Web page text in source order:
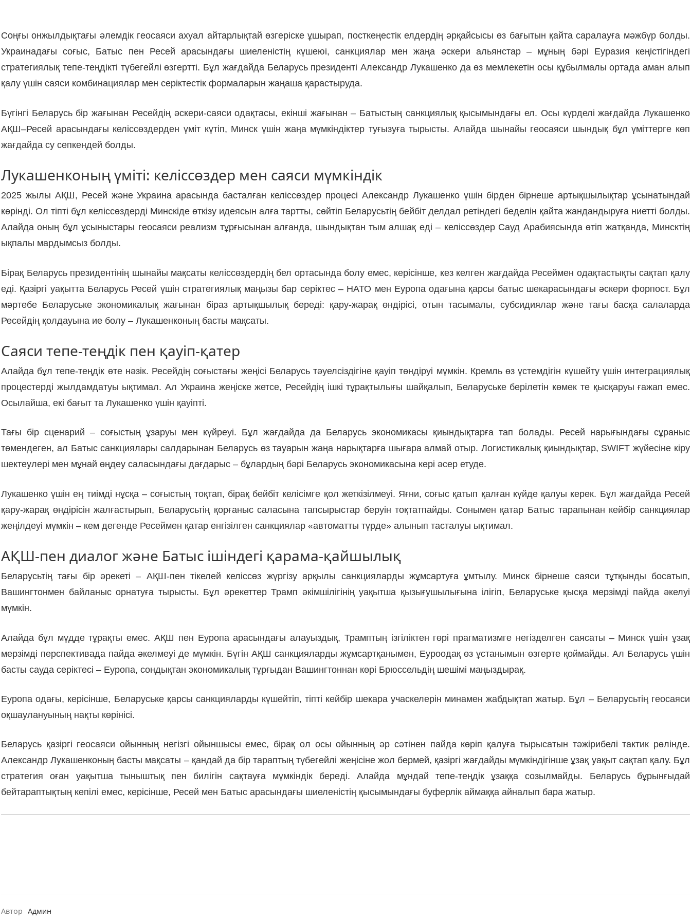
Соңғы онжылдықтағы әлемдік геосаяси ахуал айтарлықтай өзгеріске ұшырап, посткеңестік елдердің әрқайсысы өз бағытын қайта саралауға мәжбүр болды.
Украинадағы соғыс, Батыс пен Ресей арасындағы шиеленістің күшеюі, санкциялар мен жаңа әскери альянстар – мұның бәрі Еуразия кеңістігіндегі
стратегиялық тепе-теңдікті түбегейлі өзгертті. Бұл жағдайда Беларусь президенті Александр Лукашенко да өз мемлекетін осы құбылмалы ортада аман алып
қалу үшін саяси комбинациялар мен серіктестік формаларын жаңаша қарастыруда.
Бүгінгі Беларусь бір жағынан Ресейдің әскери-саяси одақтасы, екінші жағынан – Батыстың санкциялық қысымындағы ел. Осы күрделі жағдайда Лукашенко
АҚШ–Ресей арасындағы келіссөздерден үміт күтіп, Минск үшін жаңа мүмкіндіктер туғызуға тырысты. Алайда шынайы геосаяси шындық бұл үміттерге көп
жағдайда су сепкендей болды.
Лукашенконың үміті: келіссөздер мен саяси мүмкіндік
2025 жылы АҚШ, Ресей және Украина арасында басталған келіссөздер процесі Александр Лукашенко үшін бірден бірнеше артықшылықтар ұсынатындай
көрінді. Ол тіпті бұл келіссөздерді Минскіде өткізу идеясын алға тартты, сөйтіп Беларусьтің бейбіт делдал ретіндегі беделін қайта жандандыруға ниетті болды.
Алайда оның бұл ұсыныстары геосаяси реализм тұрғысынан алғанда, шындықтан тым алшақ еді – келіссөздер Сауд Арабиясында өтіп жатқанда, Минсктің
ықпалы мардымсыз болды.
Бірақ Беларусь президентінің шынайы мақсаты келіссөздердің бел ортасында болу емес, керісінше, кез келген жағдайда Ресеймен одақтастықты сақтап қалу
еді. Қазіргі уақытта Беларусь Ресей үшін стратегиялық маңызы бар серіктес – НАТО мен Еуропа одағына қарсы батыс шекарасындағы әскери форпост. Бұл
мәртебе Беларуське экономикалық жағынан біраз артықшылық береді: қару-жарақ өндірісі, отын тасымалы, субсидиялар және тағы басқа салаларда
Ресейдің қолдауына ие болу – Лукашенконың басты мақсаты.
Саяси тепе-теңдік пен қауіп-қатер
Алайда бұл тепе-теңдік өте нәзік. Ресейдің соғыстағы жеңісі Беларусь тәуелсіздігіне қауіп төндіруі мүмкін. Кремль өз үстемдігін күшейту үшін интеграциялық
процестерді жылдамдатуы ықтимал. Ал Украина жеңіске жетсе, Ресейдің ішкі тұрақтылығы шайқалып, Беларуське берілетін көмек те қысқаруы ғажап емес.
Осылайша, екі бағыт та Лукашенко үшін қауіпті.
Тағы бір сценарий – соғыстың ұзаруы мен күйреуі. Бұл жағдайда да Беларусь экономикасы қиындықтарға тап болады. Ресей нарығындағы сұраныс
төмендеген, ал Батыс санкциялары салдарынан Беларусь өз тауарын жаңа нарықтарға шығара алмай отыр. Логистикалық қиындықтар, SWIFT жүйесіне кіру
шектеулері мен мұнай өңдеу саласындағы дағдарыс – бұлардың бәрі Беларусь экономикасына кері әсер етуде.
Лукашенко үшін ең тиімді нұсқа – соғыстың тоқтап, бірақ бейбіт келісімге қол жеткізілмеуі. Яғни, соғыс қатып қалған күйде қалуы керек. Бұл жағдайда Ресей
қару-жарақ өндірісін жалғастырып, Беларусьтің қорғаныс саласына тапсырыстар беруін тоқтатпайды. Сонымен қатар Батыс тарапынан кейбір санкциялар
жеңілдеуі мүмкін – кем дегенде Ресеймен қатар енгізілген санкциялар «автоматты түрде» алынып тасталуы ықтимал.
АҚШ-пен диалог және Батыс ішіндегі қарама-қайшылық
Беларусьтің тағы бір әрекеті – АҚШ-пен тікелей келіссөз жүргізу арқылы санкцияларды жұмсартуға ұмтылу. Минск бірнеше саяси тұтқынды босатып,
Вашингтонмен байланыс орнатуға тырысты. Бұл әрекеттер Трамп әкімшілігінің уақытша қызығушылығына ілігіп, Беларуське қысқа мерзімді пайда әкелуі
мүмкін.
Алайда бұл мүдде тұрақты емес. АҚШ пен Еуропа арасындағы алауыздық, Трамптың ізгіліктен гөрі прагматизмге негізделген саясаты – Минск үшін ұзақ
мерзімді перспективада пайда әкелмеуі де мүмкін. Бүгін АҚШ санкцияларды жұмсартқанымен, Еуроодақ өз ұстанымын өзгерте қоймайды. Ал Беларусь үшін
басты сауда серіктесі – Еуропа, сондықтан экономикалық тұрғыдан Вашингтоннан көрі Брюссельдің шешімі маңыздырақ.
Еуропа одағы, керісінше, Беларуське қарсы санкцияларды күшейтіп, тіпті кейбір шекара учаскелерін минамен жабдықтап жатыр. Бұл – Беларусьтің геосаяси
оқшаулануының нақты көрінісі.
Беларусь қазіргі геосаяси ойынның негізгі ойыншысы емес, бірақ ол осы ойынның әр сәтінен пайда көріп қалуға тырысатын тәжірибелі тактик рөлінде.
Александр Лукашенконың басты мақсаты – қандай да бір тараптың түбегейлі жеңісіне жол бермей, қазіргі жағдайды мүмкіндігінше ұзақ уақыт сақтап қалу. Бұл
стратегия оған уақытша тыныштық пен билігін сақтауға мүмкіндік береді. Алайда мұндай тепе-теңдік ұзаққа созылмайды. Беларусь бұрынғыдай
бейтараптықтың кепілі емес, керісінше, Ресей мен Батыс арасындағы шиеленістің қысымындағы буферлік аймаққа айналып бара жатыр.
Автор Админ